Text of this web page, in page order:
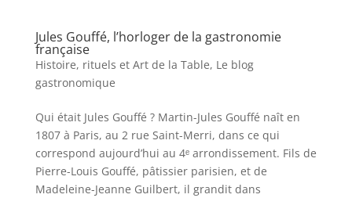
Jules Gouffé, l’horloger de la gastronomie
française
Histoire, rituels et Art de la Table, Le blog
gastronomique
Qui était Jules Gouffé ? Martin-Jules Gouffé naît en
1807 à Paris, au 2 rue Saint-Merri, dans ce qui
correspond aujourd’hui au 4ᵉ arrondissement. Fils de
Pierre-Louis Gouffé, pâtissier parisien, et de
Madeleine-Jeanne Guilbert, il grandit dans